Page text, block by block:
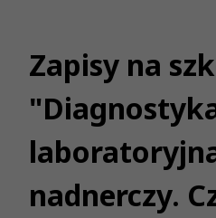
Zapisy na
nadnerczy.